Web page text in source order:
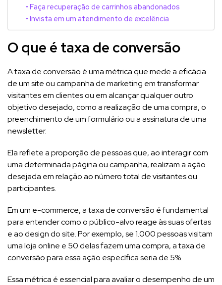
Faça recuperação de carrinhos abandonados
Invista em um atendimento de excelência
O que é taxa de conversão
A taxa de conversão é uma métrica que mede a eficácia
de um site ou campanha de marketing em transformar
visitantes em clientes ou em alcançar qualquer outro
objetivo desejado, como a realização de uma compra, o
preenchimento de um formulário ou a assinatura de uma
newsletter.
Ela reflete a proporção de pessoas que, ao interagir com
uma determinada página ou campanha, realizam a ação
desejada em relação ao número total de visitantes ou
participantes.
Em um e-commerce, a taxa de conversão é fundamental
para entender como o público-alvo reage às suas ofertas
e ao design do site. Por exemplo, se 1.000 pessoas visitam
uma loja online e 50 delas fazem uma compra, a taxa de
conversão para essa ação específica seria de 5%.
Essa métrica é essencial para avaliar o desempenho de um